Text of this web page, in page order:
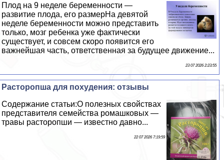
Плод на 9 неделе беременности —
развитие плода, его размерНа девятой
неделе беременности можно представить
только, мозг ребенка уже фактически
существует, и совсем скоро появится его
важнейшая часть, ответственная за будущее движение...
23 07 2026 2:23:55
Расторопша для похудения: отзывы
Содержание статьи:О полезных свойствах
представителя семейства ромашковых —
травы расторопши — известно давно...
22 07 2026 7:19:59